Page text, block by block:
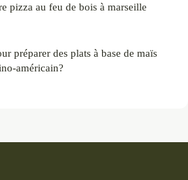
pizza au feu de bois à marseille
préparer des plats à base de maïs
américain?